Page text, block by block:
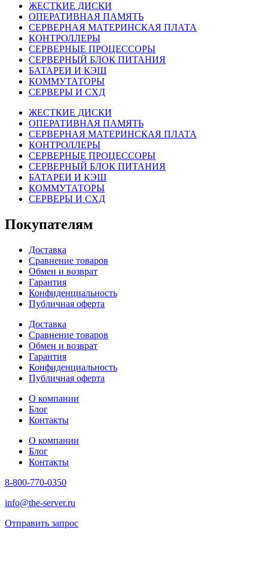
ЖЕСТКИЕ ДИСКИ
ОПЕРАТИВНАЯ ПАМЯТЬ
СЕРВЕРНАЯ МАТЕРИНСКАЯ ПЛАТА
КОНТРОЛЛЕРЫ
СЕРВЕРНЫЕ ПРОЦЕССОРЫ
СЕРВЕРНЫЙ БЛОК ПИТАНИЯ
БАТАРЕИ И КЭШ
КОММУТАТОРЫ
СЕРВЕРЫ И СХД
ЖЕСТКИЕ ДИСКИ
ОПЕРАТИВНАЯ ПАМЯТЬ
СЕРВЕРНАЯ МАТЕРИНСКАЯ ПЛАТА
КОНТРОЛЛЕРЫ
СЕРВЕРНЫЕ ПРОЦЕССОРЫ
СЕРВЕРНЫЙ БЛОК ПИТАНИЯ
БАТАРЕИ И КЭШ
КОММУТАТОРЫ
СЕРВЕРЫ И СХД
Покупателям
Доставка
Сравнение товаров
Обмен и возврат
Гарантия
Конфиденциальность
Публичная оферта
Доставка
Сравнение товаров
Обмен и возврат
Гарантия
Конфиденциальность
Публичная оферта
О компании
Блог
Контакты
О компании
Блог
Контакты
8-800-770-0350
info@the-server.ru
Отправить запрос